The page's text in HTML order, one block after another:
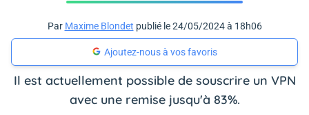
Par Maxime Blondet publié le 24/05/2024 à 18h06
Ajoutez-nous à vos favoris
Il est actuellement possible de souscrire un VPN
avec une remise jusqu'à 83%.